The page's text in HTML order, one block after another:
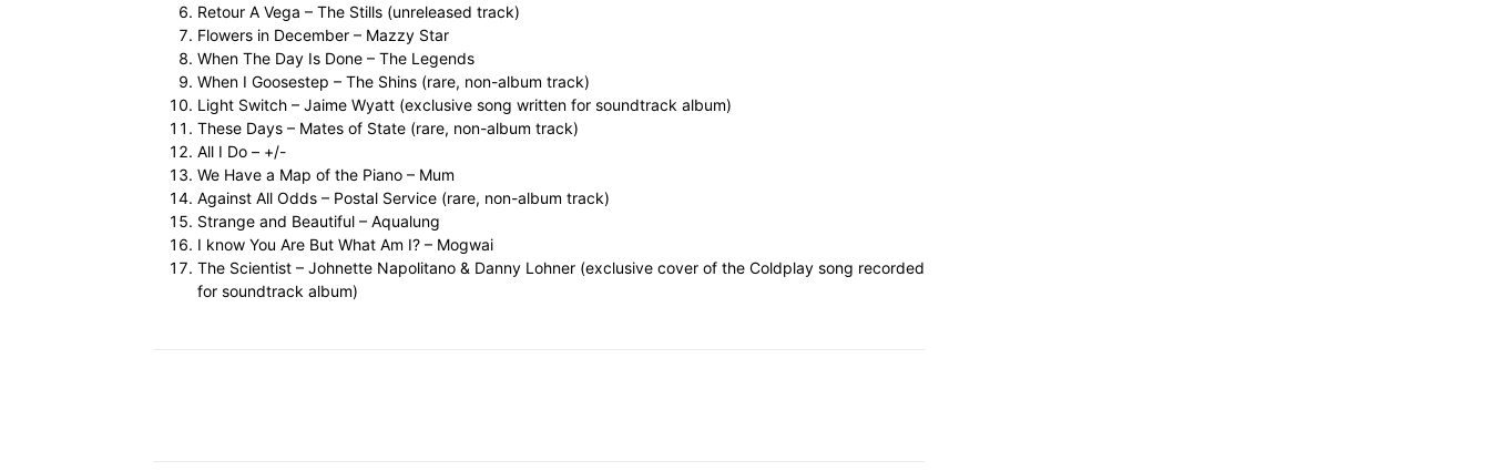
Retour A Vega – The Stills (unreleased track)
Flowers in December – Mazzy Star
When The Day Is Done – The Legends
When I Goosestep – The Shins (rare, non-album track)
Light Switch – Jaime Wyatt (exclusive song written for soundtrack album)
These Days – Mates of State (rare, non-album track)
All I Do – +/-
We Have a Map of the Piano – Mum
Against All Odds – Postal Service (rare, non-album track)
Strange and Beautiful – Aqualung
I know You Are But What Am I? – Mogwai
The Scientist – Johnette Napolitano & Danny Lohner (exclusive cover of the Coldplay song recorded
for soundtrack album)